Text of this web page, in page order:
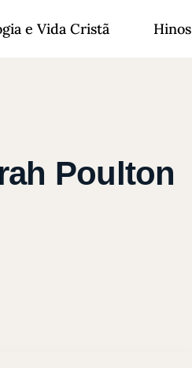
e Vida Cristã Hinos
Poulton